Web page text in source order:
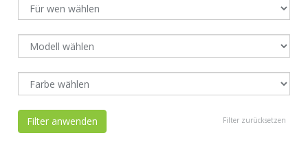
Filter zurücksetzen
Filter anwenden